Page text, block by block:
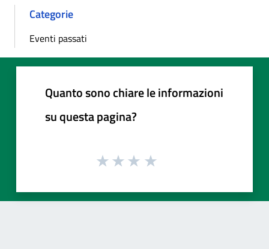
Categorie
Eventi passati
Quanto sono chiare le informazioni
su questa pagina?